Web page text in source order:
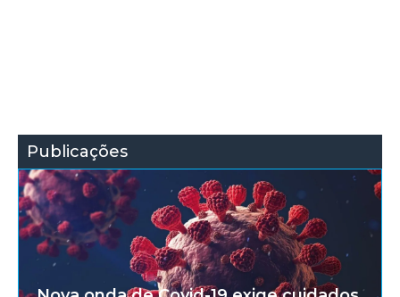
Publicações